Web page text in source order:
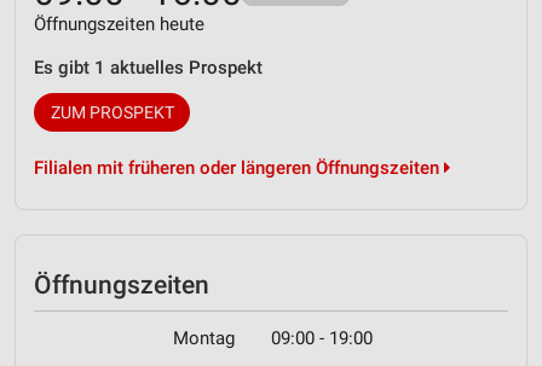
Öffnungszeiten heute
Es gibt 1 aktuelles Prospekt
ZUM PROSPEKT
Filialen mit früheren oder längeren Öffnungszeiten
Öffnungszeiten
Montag 09:00 - 19:00